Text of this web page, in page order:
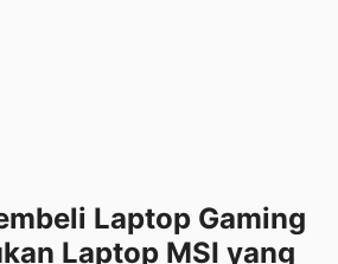
Laptop Gaming
Laptop MSI yang